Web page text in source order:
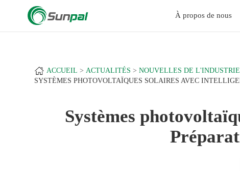
À propos de nous
ACCUEIL ACTUALITÉS
NOUVELLES DE L'INDUSTRIE
SYSTÈMES PHOTOVOLTAÏQUES SOLAIRES AVEC
Systèmes